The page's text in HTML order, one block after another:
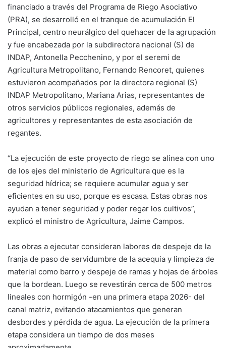
financiado a través del Programa de Riego Asociativo
(PRA), se desarrolló en el tranque de acumulación El
Principal, centro neurálgico del quehacer de la agrupación
y fue encabezada por la subdirectora nacional (S) de
INDAP, Antonella Pecchenino, y por el seremi de
Agricultura Metropolitano, Fernando Rencoret, quienes
estuvieron acompañados por la directora regional (S)
INDAP Metropolitano, Mariana Arias, representantes de
otros servicios públicos regionales, además de
agricultores y representantes de esta asociación de
regantes.
“La ejecución de este proyecto de riego se alinea con uno
de los ejes del ministerio de Agricultura que es la
seguridad hídrica; se requiere acumular agua y ser
eficientes en su uso, porque es escasa. Estas obras nos
ayudan a tener seguridad y poder regar los cultivos”,
explicó el ministro de Agricultura, Jaime Campos.
Las obras a ejecutar consideran labores de despeje de la
franja de paso de servidumbre de la acequia y limpieza de
material como barro y despeje de ramas y hojas de árboles
que la bordean. Luego se revestirán cerca de 500 metros
lineales con hormigón -en una primera etapa 2026- del
canal matriz, evitando atacamientos que generan
desbordes y pérdida de agua. La ejecución de la primera
etapa considera un tiempo de dos meses